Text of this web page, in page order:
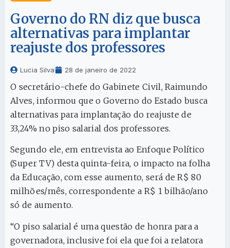
Governo do RN diz que busca
alternativas para implantar
reajuste dos professores
Lucia Silva 28 de janeiro de 2022
O secretário-chefe do Gabinete Civil, Raimundo
Alves, informou que o Governo do Estado busca
alternativas para implantação do reajuste de
33,24% no piso salarial dos professores.
Segundo ele, em entrevista ao Enfoque Político
(Super TV) desta quinta-feira, o impacto na folha
da Educação, com esse aumento, será de R$ 80
milhões/mês, correspondente a R$ 1 bilhão/ano
só de aumento.
“O piso salarial é uma questão de honra para a
governadora, inclusive foi ela que foi a relatora